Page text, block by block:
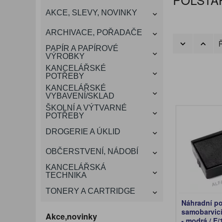
VÁNOCE
DÁRKOVÉ POTŘEBY
SMART DOPLŇKY
ROZDRUŽOVAČE
VIZITKY A JMENOVKY
OBÁLKY
TISKOPISY
KONFERENČNÍ SPISOVKY
NŮŽKY A NOŽE
TAŠKY, KUFRY, AKTOVKY
A OBALY
KANCELÁŘSKÝ
NÁBYTEK
OCHRANNÉ PRACOVNÍ
POMŮCKY
TABULE, NÁSTĚNKY
KRESLENÍ A MALOVÁNÍ
DEZINFEKCE-OCHRANA
PROSTŘEDKY NA PRANÍ
KONVICE A DŽBÁNY
SLADKÉ POTRAVINY
LAMINACE
ŠTÍTKOVAČE
AKCE, SLEVY, NOVINKY
ARCHIVACE, POŘADAČE
PAPÍR A PAPÍROVÉ
VÝROBKY
KANCELÁŘSKÉ
POTŘEBY
KANCELÁŘSKÉ
VYBAVENÍ/SKLAD
ŠKOLNÍ A VÝTVARNÉ
POTŘEBY
DROGERIE A ÚKLID
OBČERSTVENÍ, NÁDOBÍ
KANCELÁŘSKÁ
TECHNIKA
TONERY A CARTRIDGE
Akce,novinky
Náhradní